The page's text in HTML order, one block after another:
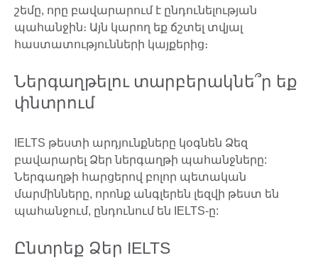
շեմը, որը բավարարում է ընդունելության
պահանջին։ Այն կարող եք ճշտել տվյալ
հաստատությունների կայքերից։
Ներգաղթելու տարբերակնե՞ր եք
փնտրում
IELTS թեստի արդյունքները կօգնեն Ձեզ
բավարարել Ձեր ներգաղթի պահանջները:
Ներգաղթի հարցերով բոլոր պետական
մարմինները, որոնք անգլերեն լեզվի թեստ են
պահանջում, ընդունում են IELTS-ը:
Ընտրեք Ձեր IELTS